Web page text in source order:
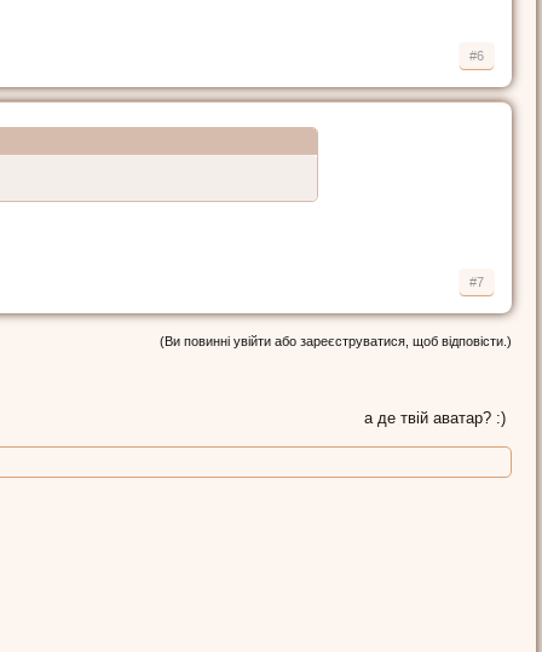
#6
#7
(Ви повинні увійти або зареєструватися, щоб відповісти.)
а де твій аватар? :)